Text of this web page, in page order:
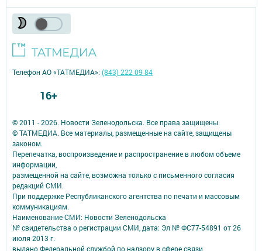
© 2011 - 2026. Новости Зеленодольска. Все права защищены.
© ТАТМЕДИА. Все материалы, размещенные на сайте, защищены
законом.
Перепечатка, воспроизведение и распространение в любом объеме
информации,
размещенной на сайте, возможна только с письменного согласия
редакций СМИ.
При поддержке Республиканского агентства по печати и массовым
коммуникациям.
Наименование СМИ: Новости Зеленодольска
№ свидетельства о регистрации СМИ, дата: Эл № ФС77-54891 от 26
июля 2013 г.
выдано Федеральной службой по надзору в сфере связи,
Телефон АО «ТАТМЕДИА»:(843) 222 09 84
16+